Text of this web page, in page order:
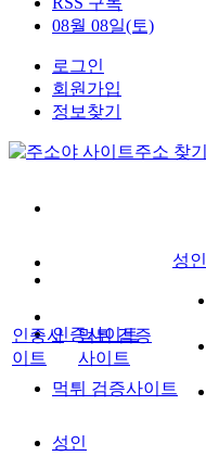
08월 08일(토)
로그인
회원가입
정보찾기
인증사이트
먹튀 검증사이트
성인
인증사
이트
먹튀 검증
사이트
성인